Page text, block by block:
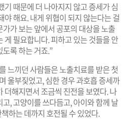
기 때문에 더 나아지지 않고 증세가 심
야 해요. 내게 위협이 되지 않는다는 걸
가 보는 앞에서 공포의 대상을 노출
게 필요합니다. 피하고 있는 것들을 안
록 하는 거죠.”
느끼던 사람들은 노출치료를 받은 첫
울부짖었고, 심한 경우 과호흡 증세까
더해지면서 조금씩 진전을 보였다. 나
, 고양이를 쓰다듬고, 아이와 함께 날
하는 데까지 호전될 수 있었다.